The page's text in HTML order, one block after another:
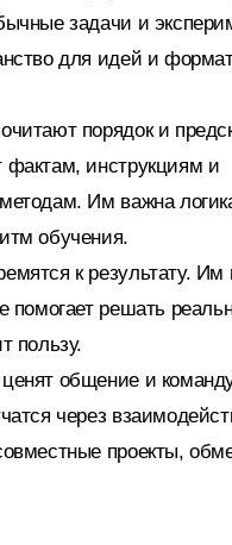
задачи и
для идей и
порядок и
инструкциям и
Им важна
обучения.
к результату. Им
помогает решать
пользу.
ценят общение и
через
проекты,